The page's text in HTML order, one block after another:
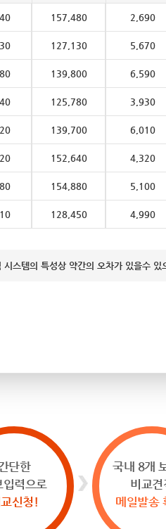
157,480 2,690
127,130 5,670
139,800 6,590
125,780 3,930
139,700 6,010
152,640 4,320
154,880 5,100
128,450 4,990
스템의 특성상 약간의 오차가 있을수
단한
입력으로
신청!
국내 8개
비교견
메일발송